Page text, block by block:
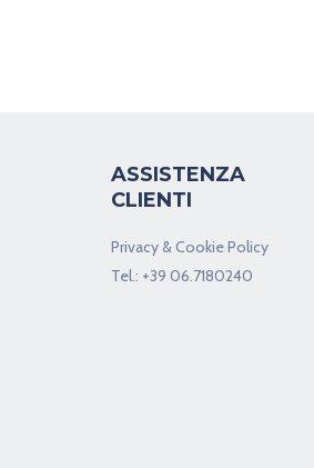
ASSISTENZA
CLIENTI
Privacy & Cookie Policy
Tel.: +39 06.7180240